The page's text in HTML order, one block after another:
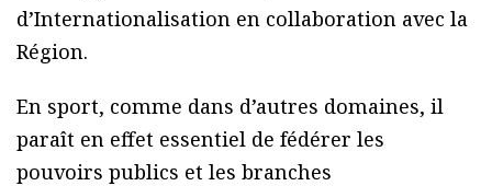
d’Internationalisation en collaboration avec la
Région.
En sport, comme dans d’autres domaines, il
paraît en effet essentiel de fédérer les
pouvoirs publics et les branches